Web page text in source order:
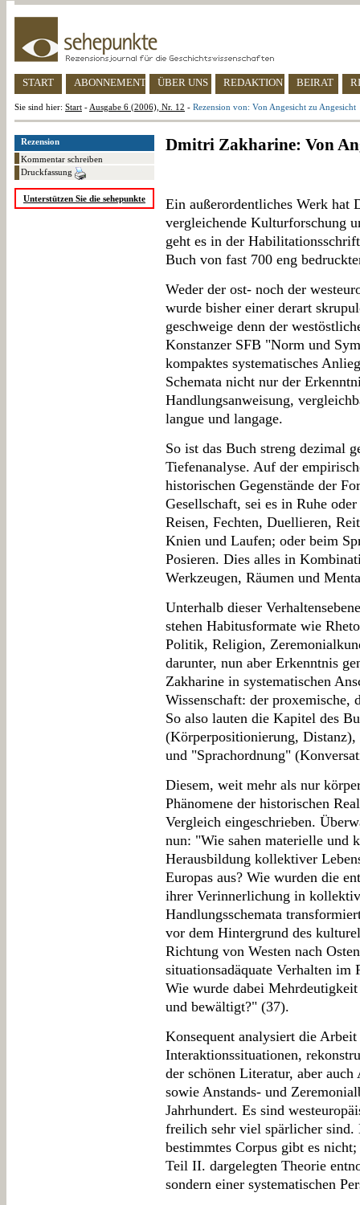
START ABONNEMENT ÜBER UNS REDAKTION BEIRAT
Sie sind hier: Start - Ausgabe 6 (2006), Nr. 12 - Rezension von: Von Angesicht zu Angesicht
Rezension
Kommentar schreiben
Druckfassung
Unterstützen Sie die sehepunkte
Dmitri Zakharine: Von
Ein außerordentliches Werk
vergleichende Kulturforschung
geht es in der
Buch von fast 700 eng
Weder der ost- noch der
wurde bisher einer derart
geschweige denn der
Konstanzer SFB "Norm und
kompaktes systematisches
Schemata nicht nur der
Handlungsanweisung,
langue und langage.
So ist das Buch streng dezimal
Tiefenanalyse. Auf der
historischen Gegenstände der
Gesellschaft, sei es in Ruhe
Reisen, Fechten, Duellieren,
Knien und Laufen; oder beim
Posieren. Dies alles in
Werkzeugen, Räumen und
Unterhalb dieser
stehen Habitusformate wie
Politik, Religion,
darunter, nun aber Erkenntnis
Zakharine in systematischen
Wissenschaft: der proxemische,
So also lauten die Kapitel des
(Körperpositionierung,
und "Sprachordnung"
Diesem, weit mehr als nur
Phänomene der historischen
Vergleich eingeschrieben.
nun: "Wie sahen materielle und
Herausbildung kollektiver
Europas aus? Wie wurden die
ihrer Verinnerlichung in
Handlungsschemata
vor dem Hintergrund des
Richtung von Westen nach
situationsadäquate Verhalten im
Wie wurde dabei
und bewältigt?" (37).
Konsequent analysiert die
Interaktionssituationen,
der schönen Literatur, aber
sowie Anstands- und
Jahrhundert. Es sind
freilich sehr viel spärlicher sind.
bestimmtes Corpus gibt es
Teil II. dargelegten Theorie
sondern einer systematischen